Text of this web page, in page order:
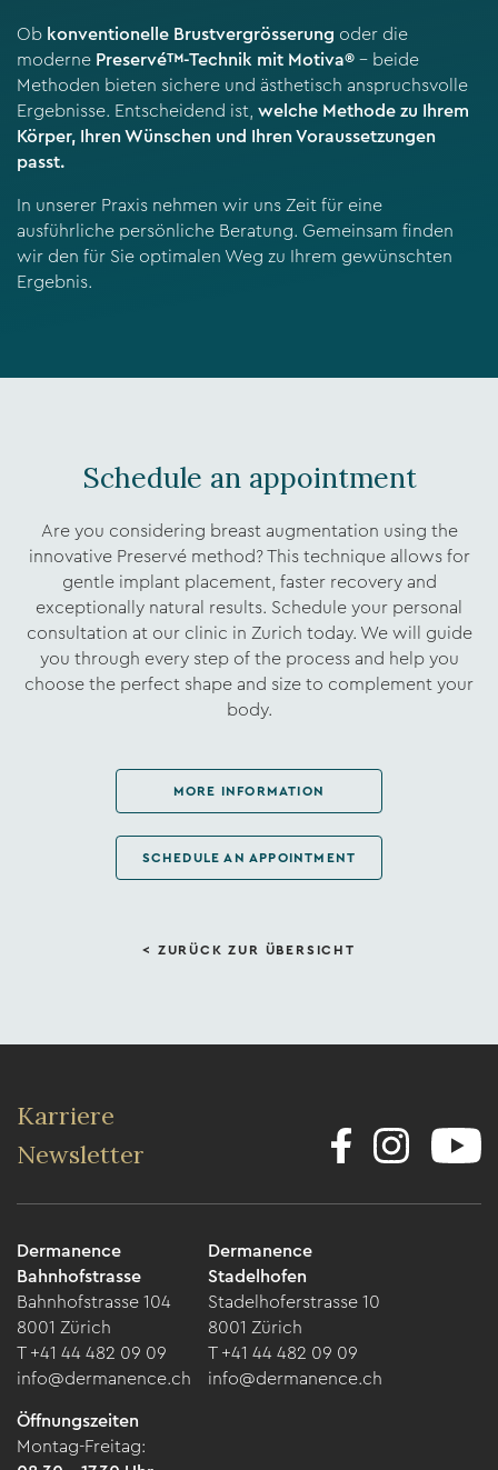
Ob konventionelle Brustvergrösserung oder die
moderne Preservé™-Technik mit Motiva®– beide
Methoden bieten sichere und ästhetisch anspruchsvolle
Ergebnisse. Entscheidend ist, welche Methode zu Ihrem
Körper, Ihren Wünschen und Ihren Voraussetzungen
passt.
In unserer Praxis nehmen wir uns Zeit für eine
ausführliche persönliche Beratung. Gemeinsam finden
wir den für Sie optimalen Weg zu Ihrem gewünschten
Ergebnis.
Schedule an appointment
Are you considering breast augmentation using the
innovative Preservé method? This technique allows for
gentle implant placement, faster recovery and
exceptionally natural results. Schedule your personal
consultation at our clinic in Zurich today. We will guide
you through every step of the process and help you
choose the perfect shape and size to complement your
body.
MORE INFORMATION
SCHEDULE AN APPOINTMENT
< ZURÜCK ZUR ÜBERSICHT
Karriere
Newsletter
Dermanence
Bahnhofstrasse
Bahnhofstrasse 104
8001 Zürich
T +41 44 482 09 09
info@dermanence.ch
Dermanence
Stadelhofen
Stadelhoferstrasse 10
8001 Zürich
T +41 44 482 09 09
info@dermanence.ch
Öffnungszeiten
Montag-Freitag: